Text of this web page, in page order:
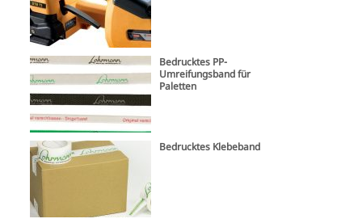
Bedrucktes PP-
Umreifungsband für
Paletten
Bedrucktes Klebeband